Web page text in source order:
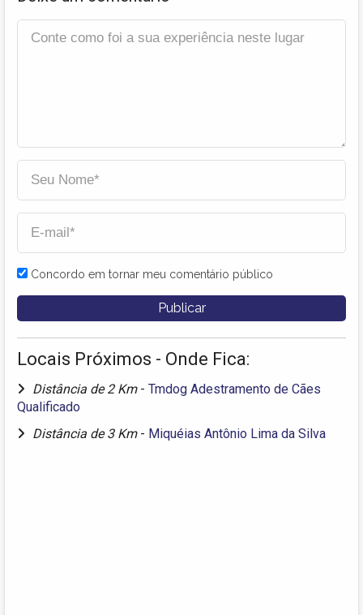
Concordo em tornar meu comentário público
Locais Próximos - Onde Fica:
Distância de 2 Km - Tmdog Adestramento de Cães
Qualificado
Distância de 3 Km - Miquéias Antônio Lima da Silva